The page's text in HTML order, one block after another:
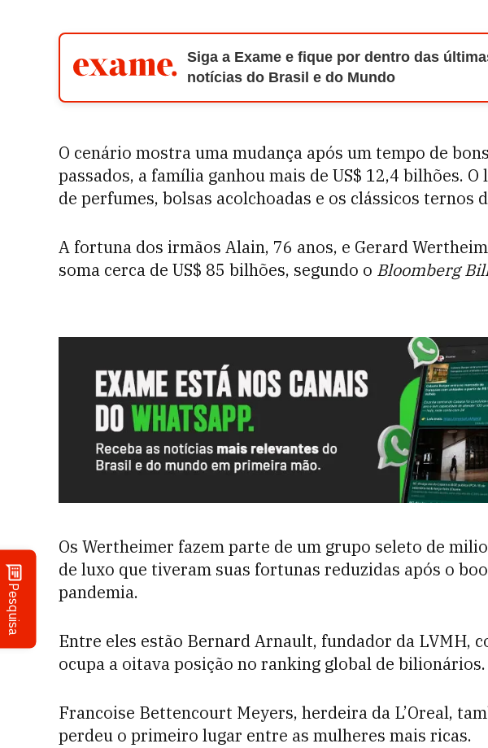
Pesquisa
Siga a Exame e fique por dentro das
notícias do Brasil e do Mundo
O cenário mostra uma mudança após um tempo de
passados, a família ganhou mais de US$ 12,4 bilhões.
de perfumes, bolsas acolchoadas e os clássicos ternos
A fortuna dos irmãos Alain, 76 anos, e Gerard
soma cerca de US$ 85 bilhões, segundo o Bloomberg
Os Wertheimer fazem parte de um grupo seleto de
de luxo que tiveram suas fortunas reduzidas após o
pandemia.
Entre eles estão Bernard Arnault, fundador da LVMH,
ocupa a oitava posição no ranking global de bilionários.
Francoise Bettencourt Meyers, herdeira da L’Oreal,
perdeu o primeiro lugar entre as mulheres mais ricas.